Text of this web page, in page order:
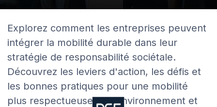
Explorez comment les entreprises peuvent
intégrer la mobilité durable dans leur
stratégie de responsabilité sociétale.
Découvrez les leviers d'action, les défis et
les bonnes pratiques pour une mobilité
plus respectueuse de l'environnement et